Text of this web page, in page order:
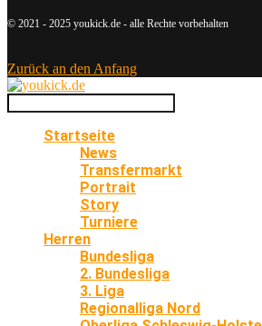
© 2021 - 2025 youkick.de - alle Rechte vorbehalten
Zurück an den Anfang
Startseite
News
Transfermarkt
Portrait
Story
Turniere
Herren
Bundesliga
2. Bundesliga
3. Liga
Regionalliga Nord